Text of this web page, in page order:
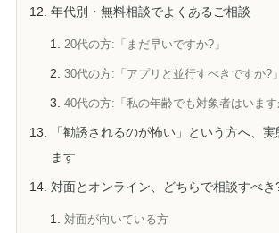
年代別・無料相談でよくあるご相談
20代の方:「まだ早いですか?」
30代の方:「アプリと並行すべきですか?」
40代の方:「私の年齢でも対象者はいます
「勧誘されるのが怖い」という方へ、
ます
対面とオンライン、どちらで相談すべき
対面が向いている方